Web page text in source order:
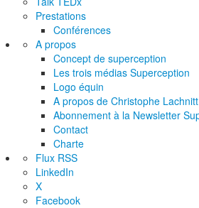
Prestations
Conférences
A propos
Concept de superception
Les trois médias Superception
Logo équin
A propos de Christophe Lachnitt
Abonnement à la Newsletter
Contact
Charte
Flux RSS
LinkedIn
X
Facebook